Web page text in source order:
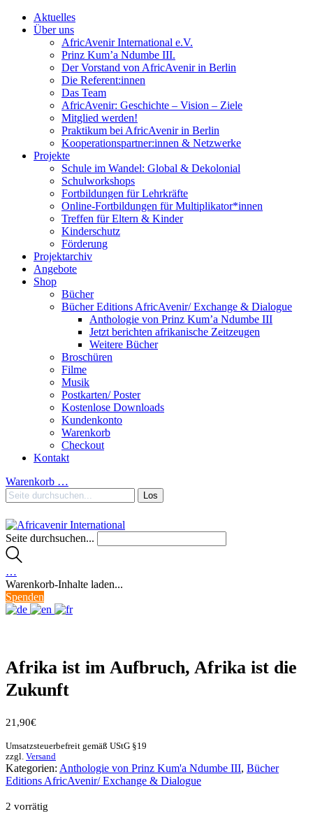
Aktuelles
Über uns
AfricAvenir International e.V.
Prinz Kum’a Ndumbe III.
Der Vorstand von AfricAvenir in Berlin
Die Referent:innen
Das Team
AfricAvenir: Geschichte – Vision – Ziele
Mitglied werden!
Praktikum bei AfricAvenir in Berlin
Kooperationspartner:innen & Netzwerke
Projekte
Schule im Wandel: Global & Dekolonial
Schulworkshops
Fortbildungen für Lehrkräfte
Online-Fortbildungen für Multiplikator*innen
Treffen für Eltern & Kinder
Kinderschutz
Förderung
Projektarchiv
Angebote
Shop
Bücher
Bücher Editions AfricAvenir/ Exchange & Dialogue
Anthologie von Prinz Kum’a Ndumbe III
Jetzt berichten afrikanische Zeitzeugen
Weitere Bücher
Broschüren
Filme
Musik
Postkarten/ Poster
Kostenlose Downloads
Kundenkonto
Warenkorb
Checkout
Kontakt
Warenkorb …
Seite durchsuchen...
…
Warenkorb-Inhalte laden...
Spenden
Afrika ist im Aufbruch, Afrika ist die
Zukunft
21,90€
Umsatzsteuerbefreit gemäß UStG §19
zzgl. Versand
Kategorien: Anthologie von Prinz Kum'a Ndumbe III, Bücher
Editions AfricAvenir/ Exchange & Dialogue
2 vorrätig